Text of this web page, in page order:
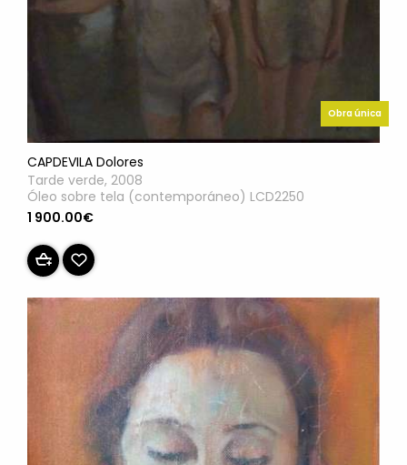
Obra única
CAPDEVILA Dolores
Tarde verde, 2008
Óleo sobre tela (contemporáneo) LCD2250
1 900.00€